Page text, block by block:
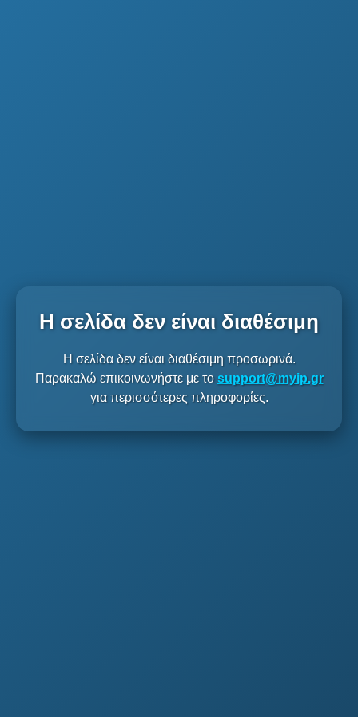
Η σελίδα δεν είναι διαθέσιμη
Η σελίδα δεν είναι διαθέσιμη προσωρινά.
Παρακαλώ επικοινωνήστε με το support@myip.gr
για περισσότερες πληροφορίες.